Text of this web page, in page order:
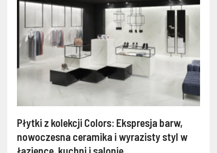
Płytki z kolekcji Colors: Ekspresja barw,
nowoczesna ceramika i wyrazisty styl w